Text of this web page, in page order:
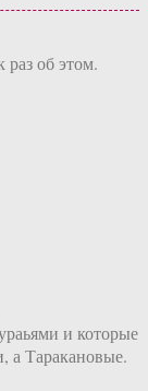
раз об этом.
и которые
а Таракановые.